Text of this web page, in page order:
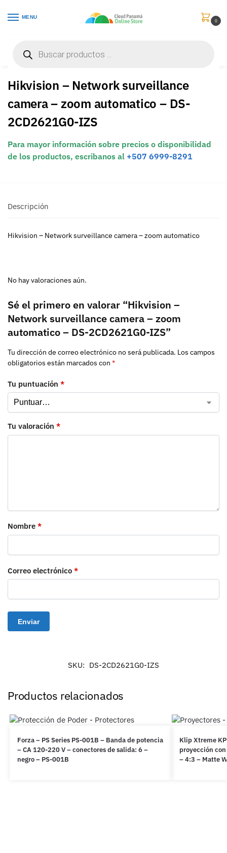
MENU
0
Hikvision – Network surveillance
camera – zoom automatico – DS-
2CD2621G0-IZS
Para mayor información sobre precios o disponibilidad
de los productos, escribanos al +507 6999-8291
Descripción
Hikvision – Network surveillance camera – zoom automatico
No hay valoraciones aún.
Sé el primero en valorar “Hikvision –
Network surveillance camera – zoom
automatico – DS-2CD2621G0-IZS”
Tu dirección de correo electrónico no será publicada. Los campos
obligatorios están marcados con *
Tu puntuación *
Tu valoración *
Nombre *
Correo electrónico *
SKU: DS-2CD2621G0-IZS
Productos relacionados
Forza – PS Series PS-001B – Banda de potencia
– CA 120-220 V – conectores de salida: 6 –
negro – PS-001B
Klip Xtreme
proyección
– 4:3 – Matte